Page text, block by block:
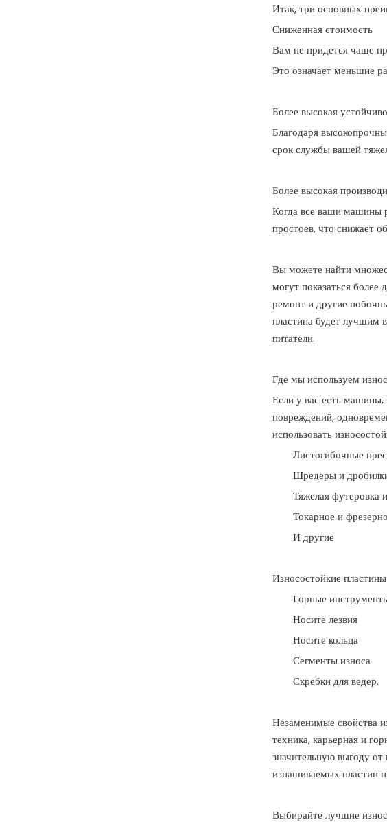
Итак, три основных
Сниженная стоимость
Вам не придется чаще
Это означает меньшие
Более высокая
Благодаря
срок службы вашей
Более высокая
Когда все ваши машины
простоев, что снижает
Вы можете найти
могут показаться
ремонт и другие
пластина будет лучшим
питатели.
Где мы используем
Если у вас есть
повреждений,
использовать
Листогибочные
Шредеры и
Тяжелая футеровка
Токарное и
И другие
Износостойкие
Горные
Носите лезвия
Носите кольца
Сегменты износа
Скребки для ведер.
Незаменимые свойства
техника, карьерная и
значительную выгоду
изнашиваемых пластин
Выбирайте лучшие